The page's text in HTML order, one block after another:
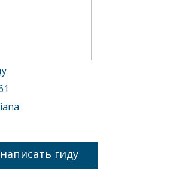
написать гиду